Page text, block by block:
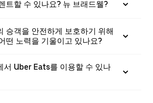
트할 수 있나요? 뉴 브래드웰?
승객을 안전하게 보호하기 위해
떤 노력을 기울이고 있나요?
서 Uber Eats를 이용할 수 있나